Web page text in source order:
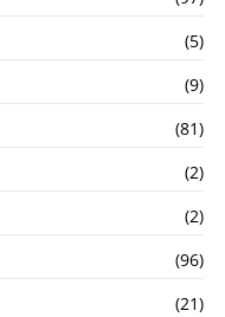
(5)
(9)
(81)
(2)
(2)
(96)
(21)